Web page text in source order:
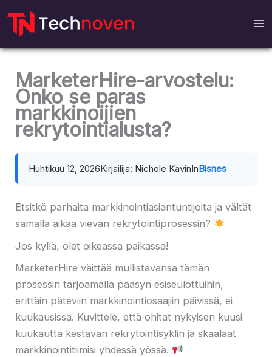
Hyppää
sisältöön
MarketerHire-arvostelu:
Onko se paras
markkinoijien
rekrytointialusta?
Huhtikuu 12, 2026Kirjailija: Nichole KavinInBisnes
Etsitkö parhaita markkinointiasiantuntijoita ja vältät
samalla aikaa vievän rekrytointiprosessin?
Jos kyllä, olet oikeassa paikassa!
MarketerHire väittää mullistavansa tämän
prosessin tarjoamalla pääsyn esiseulottuihin,
erittäin päteviin markkinointiosaajiin päivissä, ei
kuukausissa. Kuvittele, että ohitat nykyisen kuusi
kuukautta kestävän rekrytointisyklin ja skaalaat
markkinointitiimisi yhdessä yössä.